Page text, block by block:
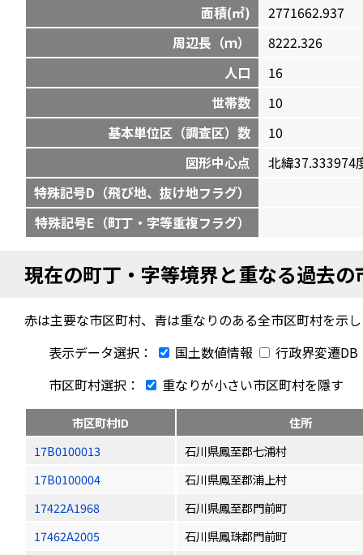
面積(㎡)
2771662.937
周辺長（ｍ）
8222.326
人口
16
世帯数
10
基本単位区（調査区）数
10
図形中心点
北緯37.333974
特殊記号D（飛び地、抜け地フラグ）
特殊記号E（町丁・字等重複フラグ）
現在の町丁・字等境界と重なる過去
赤は主要な市区町村、青は重なりのある全市区町村を示
表示データ選択：
国土数値情報
行政界変遷DB
市区町村選択：
重なりが小さい市区町村を隱す
市区町村ID
住所
17B0100013
石川県鳳至郡七浦村
17B0100004
石川県鳳至郡浦上村
17422A1968
石川県鳳至郡門前町
17462A2005
石川県鳳珠郡門前町